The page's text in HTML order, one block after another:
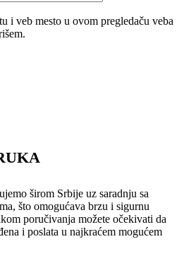
i veb mesto u ovom pregledaču veba
širom Srbije uz saradnju sa
što omogućava brzu i sigurnu
poručivanja možete očekivati da
i poslata u najkraćem mogućem